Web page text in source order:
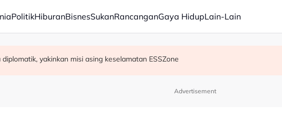
PolitikHiburanBisnesSukanRancanganGaya HidupLain-Lain
Malaysia diunjur pada tahap baik - Amir Hamzah
sempadan dengan AI, dron
yakinkan misi asing keselamatan ESSZone
Advertisement